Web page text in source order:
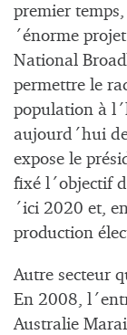
premier
´énorme
National
permettre le
population à
aujourd´hui
expose le
fixé l´objectif
´ici 2020 et,
production
Autre secteur
En 2008,
Australie